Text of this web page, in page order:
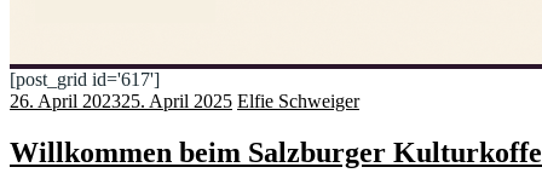
[post_grid id='617']
26. April 202325. April 2025 Elfie Schweiger
Willkommen beim Salzburger